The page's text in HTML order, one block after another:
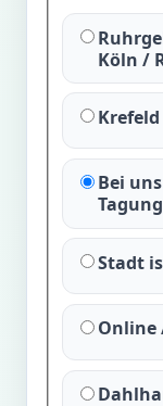
Köln /
Bei
Stadt
Online